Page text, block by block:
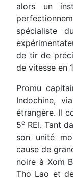
alors un
spécialiste
de tir de
de vitesse en
Promu
Indochine,
étrangère. Il
5e REI. Tant
son unité
cause de
noire à Xom
Tho Lao et